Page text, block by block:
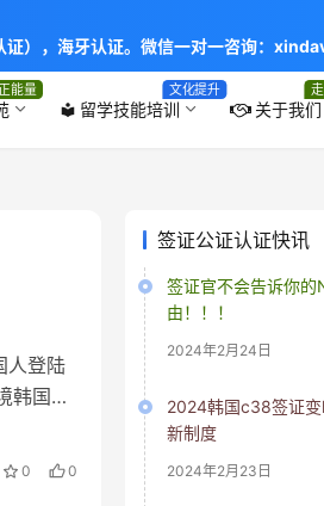
正能量
local_library 留学技能培训
文化提升
关于我们
人登陆
国后
登陆
0 0
签证公证认证快讯
签证官不会告诉你的
由！！！
2024年2月24日
2024韩国c38签证
新制度
2024年2月23日
证），海牙认证。微信一对一咨询：
司.专业：留学签证 商务签证 探亲签证 旅